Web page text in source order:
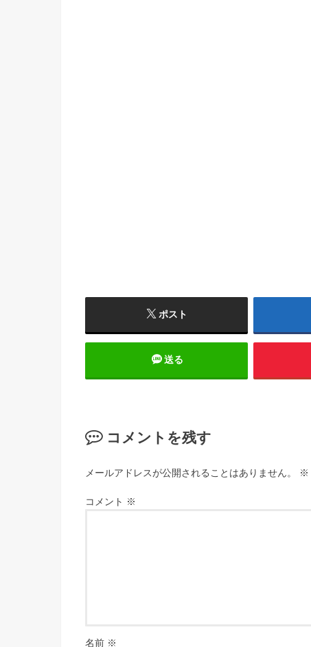
ポスト
送る
コメントを残す
メールアドレスが公開されることはありません。 ※
コメント ※
名前 ※